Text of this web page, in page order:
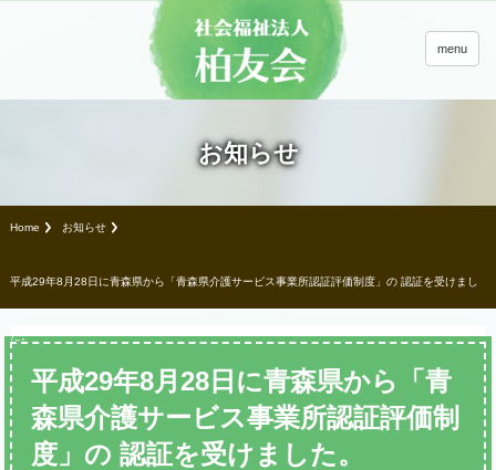
menu
お知らせ
Home お知らせ
平成29年8月28日に青森県から「青森県介護サービス事業所認証評価制度」の 認証を受けまし
た。
平成29年8月28日に青森県から「青
森県介護サービス事業所認証評価制
度」の 認証を受けました。